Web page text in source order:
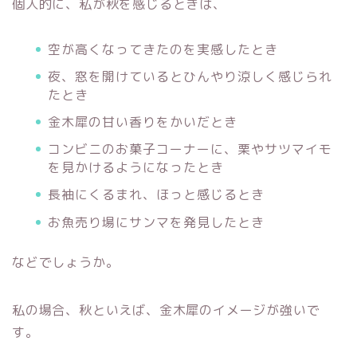
個人的に、私が秋を感じるときは、
空が高くなってきたのを実感したとき
夜、窓を開けているとひんやり涼しく感じられ
たとき
金木犀の甘い香りをかいだとき
コンビニのお菓子コーナーに、栗やサツマイモ
を見かけるようになったとき
長袖にくるまれ、ほっと感じるとき
お魚売り場にサンマを発見したとき
などでしょうか。
私の場合、秋といえば、金木犀のイメージが強いで
す。